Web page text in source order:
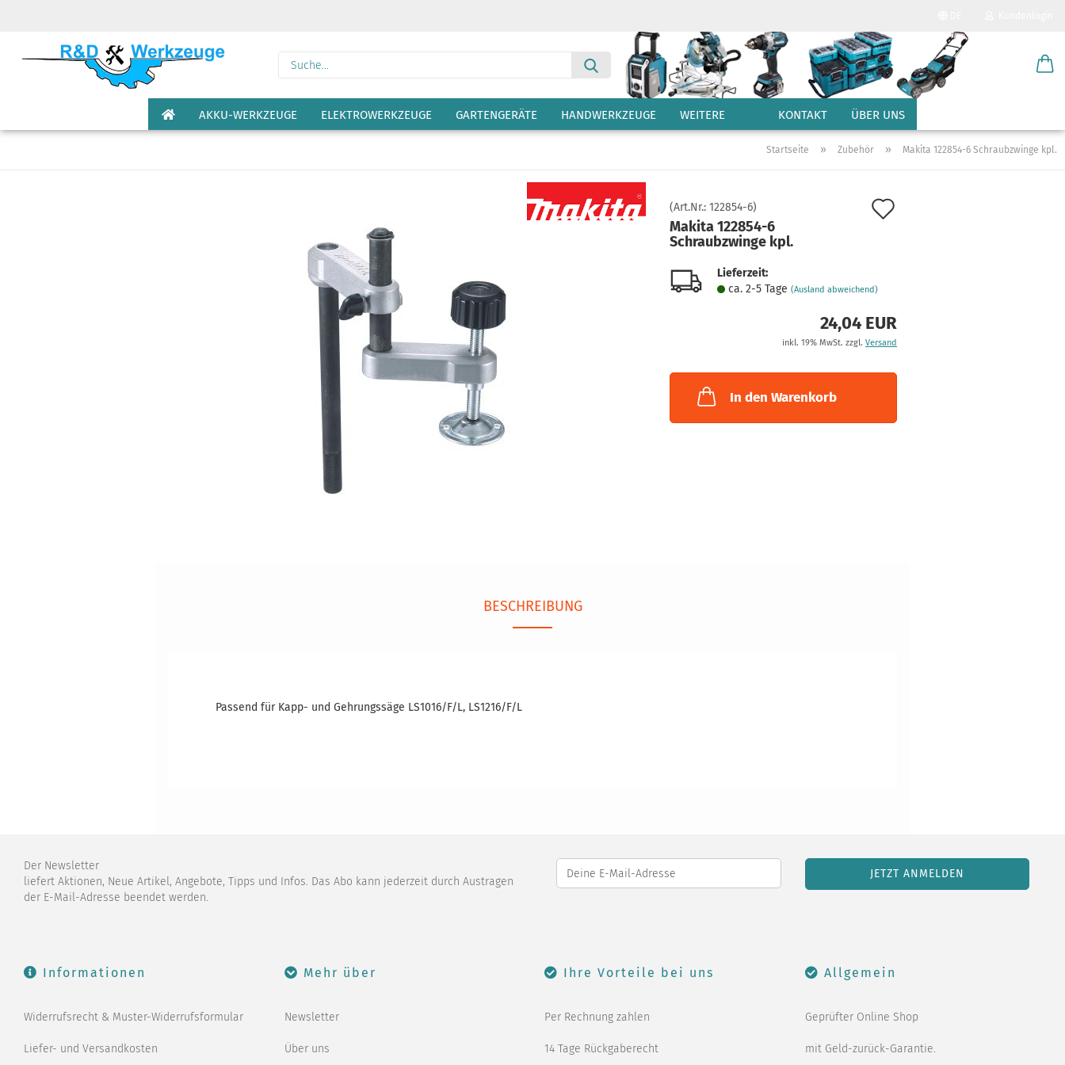
Sprache auswählen
Lieferland
Passwort
Suche...
AKKU-WERKZEUGE ELEKTROWERKZEUGE GARTENGERÄTE HANDWERKZEUGE KONTAKT ÜBER UNS
WEITERE
Startseite » Zubehör » Makita 122854-6 Schraubzwinge kpl.
(Art.Nr.:122854-6)
Makita 122854-6
Schraubzwinge kpl.
Lieferzeit:
ca. 2-5 Tage(Ausland abweichend)
24,04 EUR
inkl. 19% MwSt. zzgl. Versand
In den Warenkorb
BESCHREIBUNG
Passend für Kapp- und Gehrungssäge LS1016/F/L, LS1216/F/L
Der Newsletter
liefert Aktionen, Neue Artikel, Angebote, Tipps und Infos. Das Abo kann jederzeit durch Austragen
der E-Mail-Adresse beendet werden.
Informationen
Widerrufsrecht & Muster-Widerrufsformular
Liefer- und Versandkosten
Mehr über
Newsletter
Über uns
Ihre Vorteile bei uns
Per Rechnung zahlen
14 Tage Rückgaberecht
Allgemein
Geprüfter Online Shop
mit Geld-zurück-Garantie.